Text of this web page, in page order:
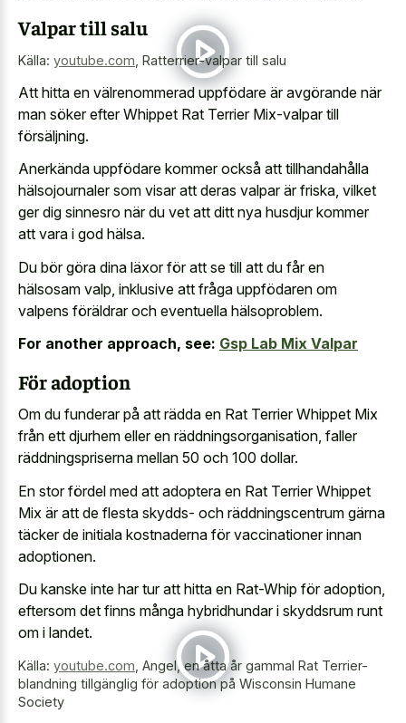
Valpar till salu
Källa: youtube.com, Ratterrier-valpar till salu
Att hitta en välrenommerad uppfödare är avgörande när
man söker efter Whippet Rat Terrier Mix-valpar till
försäljning.
Anerkända uppfödare kommer också att tillhandahålla
hälsojournaler som visar att deras valpar är friska, vilket
ger dig sinnesro när du vet att ditt nya husdjur kommer
att vara i god hälsa.
Du bör göra dina läxor för att se till att du får en
hälsosam valp, inklusive att fråga uppfödaren om
valpens föräldrar och eventuella hälsoproblem.
For another approach, see: Gsp Lab Mix Valpar
För adoption
Om du funderar på att rädda en Rat Terrier Whippet Mix
från ett djurhem eller en räddningsorganisation, faller
räddningspriserna mellan 50 och 100 dollar.
En stor fördel med att adoptera en Rat Terrier Whippet
Mix är att de flesta skydds- och räddningscentrum gärna
täcker de initiala kostnaderna för vaccinationer innan
adoptionen.
Du kanske inte har tur att hitta en Rat-Whip för adoption,
eftersom det finns många hybridhundar i skyddsrum runt
om i landet.
Källa: youtube.com, Angel, en åtta år gammal Rat Terrier-
blandning tillgänglig för adoption på Wisconsin Humane
Society